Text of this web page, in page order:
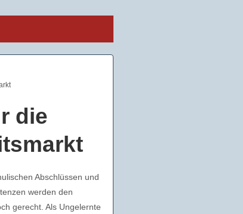
die
Abschlüssen und
werden den
gerecht. Als Ungelernte